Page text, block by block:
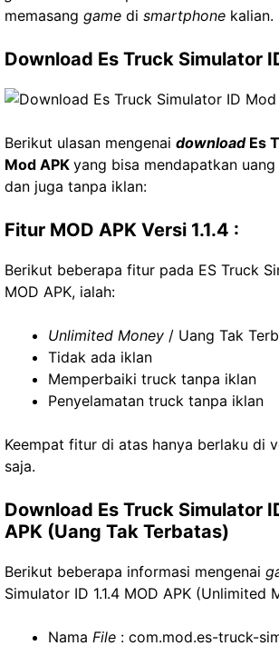
memasang game di smartphone kalian.
Download Es Truck Simulator
Berikut ulasan mengenai downloadEs
Mod APK yang bisa mendapatkan uang
dan juga tanpa iklan:
Fitur MOD APK Versi 1.1.4 :
Berikut beberapa fitur pada ES Truck
MOD APK, ialah:
Unlimited Money / Uang Tak
Tidak ada iklan
Memperbaiki truck tanpa iklan
Penyelamatan truck tanpa iklan
Keempat fitur di atas hanya berlaku di
saja.
Download Es Truck Simulator
APK (Uang Tak Terbatas)
Berikut beberapa informasi mengenai
Simulator ID 1.1.4 MOD APK (Unlimited
Nama File : com.mod.es-truck-